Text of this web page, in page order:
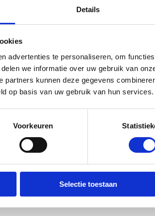
Details
advertenties te personaliseren, om
we informatie over uw gebruik van
partners kunnen deze gegevens
op basis van uw gebruik van hun services.
Voorkeuren
Selectie toestaan